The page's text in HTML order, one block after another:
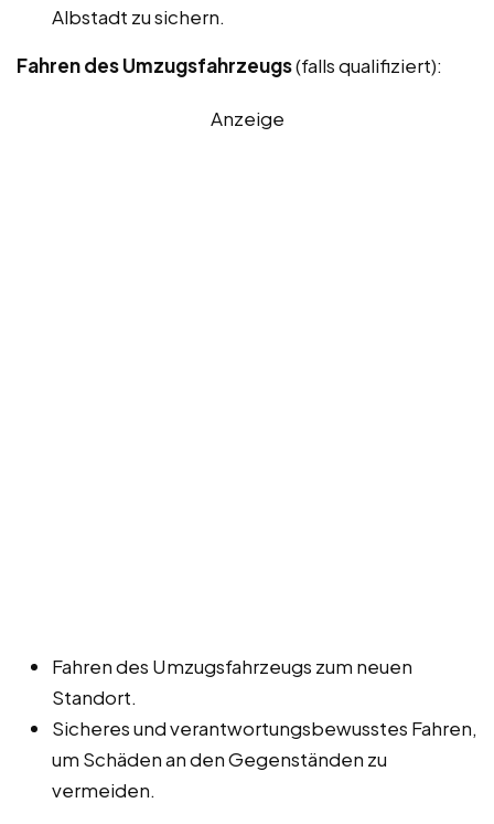
Albstadt zu sichern.
Fahren des Umzugsfahrzeugs(falls qualifiziert):
Anzeige
Fahren des Umzugsfahrzeugs zum neuen
Standort.
Sicheres und verantwortungsbewusstes Fahren,
um Schäden an den Gegenständen zu
vermeiden.